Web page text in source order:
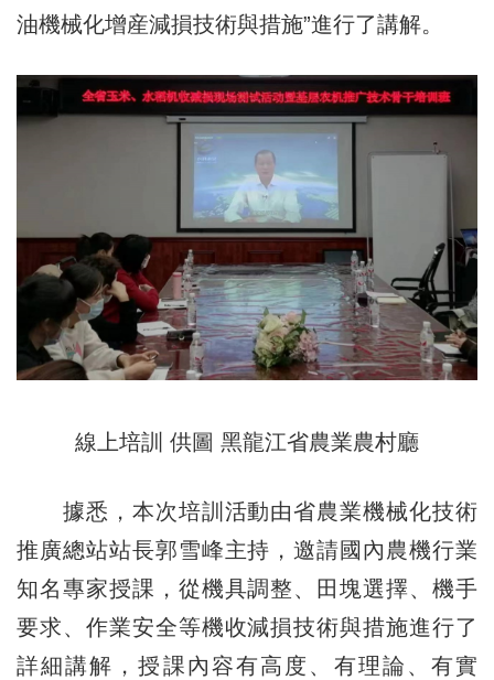
油機械化增産減損技術與措施”進行了講解。
線上培訓 供圖 黑龍江省農業農村廳
據悉，本次培訓活動由省農業機械化技術
推廣總站站長郭雪峰主持，邀請國內農機行業
知名專家授課，從機具調整、田塊選擇、機手
要求、作業安全等機收減損技術與措施進行了
詳細講解，授課內容有高度、有理論、有實